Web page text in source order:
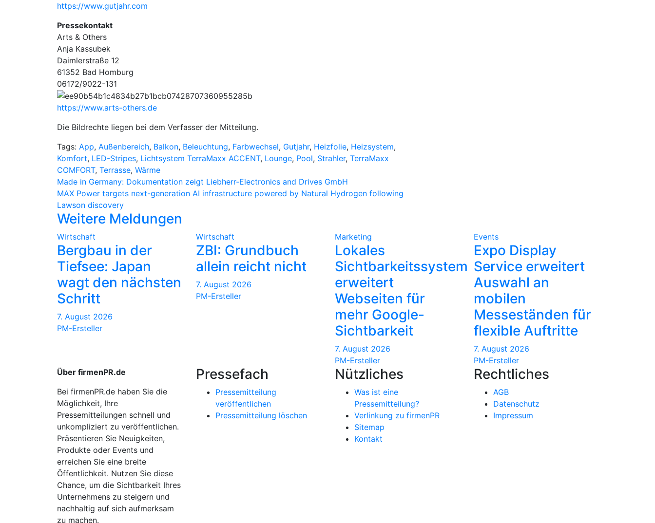
https://www.gutjahr.com
Pressekontakt
Arts & Others
Anja Kassubek
Daimlerstraße 12
61352 Bad Homburg
06172/9022-131
https://www.arts-others.de
Die Bildrechte liegen bei dem Verfasser der Mitteilung.
Tags: App, Außenbereich, Balkon, Beleuchtung, Farbwechsel, Gutjahr, Heizfolie, Heizsystem,
Komfort, LED-Stripes, Lichtsystem TerraMaxx ACCENT, Lounge, Pool, Strahler, TerraMaxx
COMFORT, Terrasse, Wärme
Beitragsnavigation
Made in Germany: Dokumentation zeigt Liebherr-Electronics and Drives GmbH
MAX Power targets next-generation AI infrastructure powered by Natural Hydrogen following
Lawson discovery
Weitere Meldungen
Wirtschaft
Bergbau in der
Tiefsee: Japan
wagt den nächsten
Schritt
7. August 2026
PM-Ersteller
Wirtschaft
ZBI: Grundbuch
allein reicht nicht
7. August 2026
PM-Ersteller
Marketing
Lokales
Sichtbarkeitssystem
erweitert
Webseiten für
mehr Google-
Sichtbarkeit
7. August 2026
PM-Ersteller
Events
Expo Display
Service erweitert
Auswahl an
mobilen
Messeständen für
flexible Auftritte
7. August 2026
PM-Ersteller
Über firmenPR.de
Bei firmenPR.de haben Sie die
Möglichkeit, Ihre
Pressemitteilungen schnell und
unkompliziert zu veröffentlichen.
Präsentieren Sie Neuigkeiten,
Produkte oder Events und
erreichen Sie eine breite
Öffentlichkeit. Nutzen Sie diese
Chance, um die Sichtbarkeit Ihres
Unternehmens zu steigern und
nachhaltig auf sich aufmerksam
zu machen.
Pressefach
Pressemitteilung
veröffentlichen
Pressemitteilung löschen
Nützliches
Was ist eine
Pressemitteilung?
Verlinkung zu firmenPR
Sitemap
Kontakt
Rechtliches
AGB
Datenschutz
Impressum